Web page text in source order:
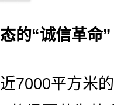
的“诚信革命”
平方米